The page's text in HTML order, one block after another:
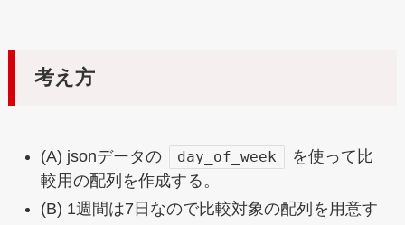
考え方
(A) jsonデータの day_of_week
を使って比
較用の配列を作成する。
(B) 1週間は7日なので比較対象の配列を用意す